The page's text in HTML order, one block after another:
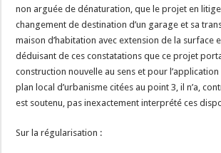
non arguée de dénaturation, que le projet en
changement de destination d’un garage et sa
maison d’habitation avec extension de la surface
déduisant de ces constatations que ce projet
construction nouvelle au sens et pour
plan local d’urbanisme citées au point 3, il n’a,
est soutenu, pas inexactement interprété ces
Sur la régularisation :